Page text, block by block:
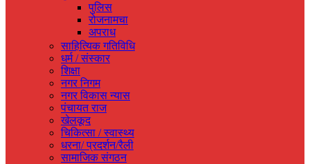
पुलिस
रोजनामचा
अपराध
साहित्यिक गतिविधि
धर्म / संस्‍कार
शिक्षा
नगर निगम
नगर विकास न्‍यास
पंचायत राज
खेलकूद
चिकित्‍सा / स्‍वास्‍थ्‍य
धरना/ प्रदर्शन/रैली
सामाजिक संगठन